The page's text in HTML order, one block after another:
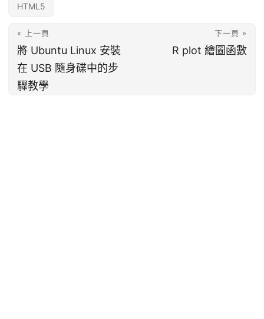
HTML5
« 上一頁
將 Ubuntu Linux 安裝
在 USB 隨身碟中的步
驟教學
下一頁 »
R plot 繪圖函數